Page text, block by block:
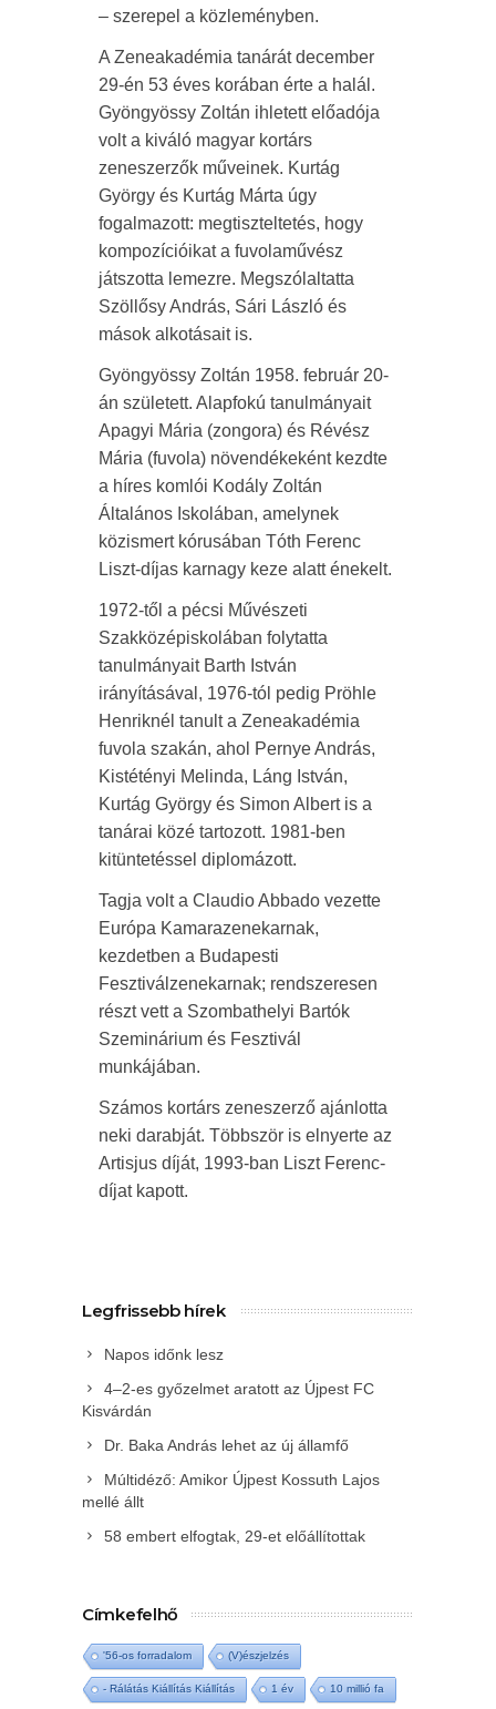
– szerepel a közleményben.
A Zeneakadémia tanárát december
29-én 53 éves korában érte a halál.
Gyöngyössy Zoltán ihletett előadója
volt a kiváló magyar kortárs
zeneszerzők műveinek. Kurtág
György és Kurtág Márta úgy
fogalmazott: megtiszteltetés, hogy
kompozícióikat a fuvolaművész
játszotta lemezre. Megszólaltatta
Szöllősy András, Sári László és
mások alkotásait is.
Gyöngyössy Zoltán 1958. február 20-
án született. Alapfokú tanulmányait
Apagyi Mária (zongora) és Révész
Mária (fuvola) növendékeként kezdte
a híres komlói Kodály Zoltán
Általános Iskolában, amelynek
közismert kórusában Tóth Ferenc
Liszt-díjas karnagy keze alatt énekelt.
1972-től a pécsi Művészeti
Szakközépiskolában folytatta
tanulmányait Barth István
irányításával, 1976-tól pedig Pröhle
Henriknél tanult a Zeneakadémia
fuvola szakán, ahol Pernye András,
Kistétényi Melinda, Láng István,
Kurtág György és Simon Albert is a
tanárai közé tartozott. 1981-ben
kitüntetéssel diplomázott.
Tagja volt a Claudio Abbado vezette
Európa Kamarazenekarnak,
kezdetben a Budapesti
Fesztiválzenekarnak; rendszeresen
részt vett a Szombathelyi Bartók
Szeminárium és Fesztivál
munkájában.
Számos kortárs zeneszerző ajánlotta
neki darabját. Többször is elnyerte az
Artisjus díját, 1993-ban Liszt Ferenc-
díjat kapott.
Legfrissebb hírek
Napos időnk lesz
4–2-es győzelmet aratott az Újpest FC
Kisvárdán
Dr. Baka András lehet az új államfő
Múltidéző: Amikor Újpest Kossuth Lajos
mellé állt
58 embert elfogtak, 29-et előállítottak
Címkefelhő
'56-os forradalom (V)észjelzés
- Rálátás Kiállítás Kiállítás 1 év 10 millió fa